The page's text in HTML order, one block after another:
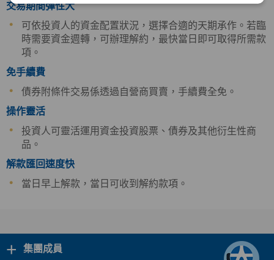
交易期間彈性大
可依投資人的資金配置狀況，選擇合適的天期承作。若臨
時需要資金週轉，可辦理解約，最快當日即可取得所需款
項。
免手續費
債券附條件交易係透過自營商買賣，手續費全免。
操作靈活
投資人可靈活運用資金投資股票、債券及其他衍生性商
品。
解款匯回速度快
當日早上解款，當日可收到解約款項。
+ 集團成員